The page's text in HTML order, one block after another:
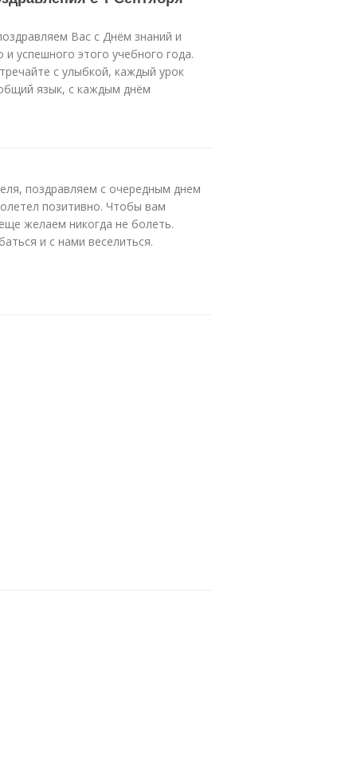
Вас с Днём знаний и
успешного этого учебного года.
с улыбкой, каждый урок
язык, с каждым днём
поздравляем с очередным днем
позитивно. Чтобы вам
желаем никогда не болеть.
и с нами веселиться.